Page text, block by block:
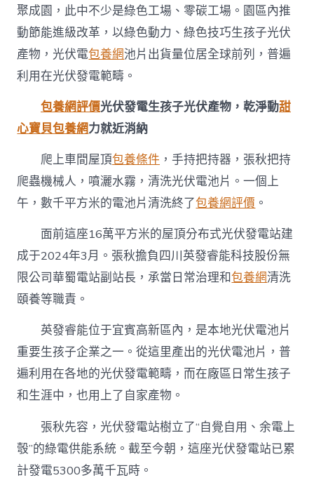
生
孩
子
線〉
聚成園，此中不少是綠色工場、零碳工場。園區內推
動節能進級改革，以綠色動力、綠色技巧生孩子光伏
產物，光伏電包養網池片出貨量位居全球前列，普遍
利用在光伏發電範疇。
包養網評價光伏發電生孩子光伏產物，乾淨動甜
心寶貝包養網力就近消納
爬上車間屋頂包養條件 ，手持把持器，張秋把持
爬蟲機械人，噴灑水霧，清洗光伏電池片。一個上
午，數千平方米的電池片清洗終了包養網評價 。
面前這座16萬平方米的屋頂分布式光伏發電站建
成于2024年3月。張秋擔負四川英發睿能科技股份無
限公司華蜀電站副站長，承當日常治理和包養網清洗
頤養等職責。
英發睿能位于宜賓高新區內，是本地光伏電池片
重要生孩子企業之一。從這里產出的光伏電池片，普
遍利用在各地的光伏發電範疇，而在廠區日常生孩子
和生涯中，也用上了自家產物。
張秋先容，光伏發電站樹立了“自覺自用、余電上
彀”的綠電供能系統。截至今朝，這座光伏發電站已累
計發電5300多萬千瓦時。